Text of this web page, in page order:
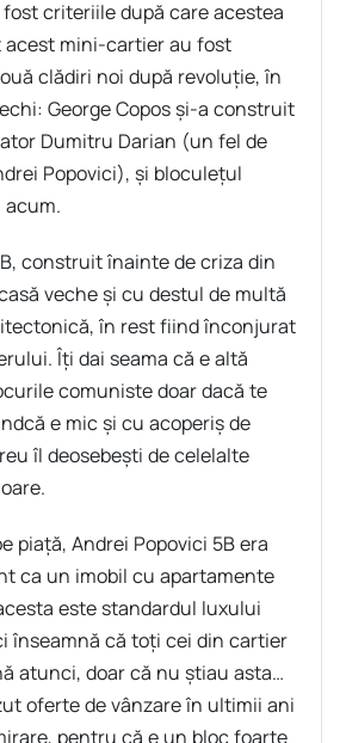
criteriile după care acestea
acest mini-cartier au fost
clădiri noi după revoluție, în
George Copos și-a construit
Dumitru Darian (un fel de
Popovici), și bloculețul
acum.
construit înainte de criza din
veche și cu destul de multă
în rest fiind înconjurat
Îți dai seama că e altă
comuniste doar dacă te
e mic și cu acoperiș de
îl deosebești de celelalte
piață, Andrei Popovici 5B era
ca un imobil cu apartamente
este standardul luxului
înseamnă că toți cei din cartier
atunci, doar că nu știau asta…
oferte de vânzare în ultimii ani
pentru că e un bloc foarte